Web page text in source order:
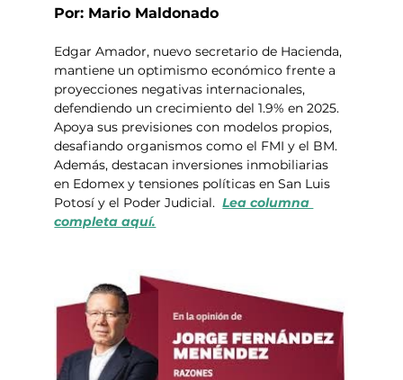
Por: Mario Maldonado
Edgar Amador, nuevo secretario de Hacienda,
mantiene un optimismo económico frente a
proyecciones negativas internacionales,
defendiendo un crecimiento del 1.9% en 2025.
Apoya sus previsiones con modelos propios,
desafiando organismos como el FMI y el BM.
Además, destacan inversiones inmobiliarias
en Edomex y tensiones políticas en San Luis
Potosí y el Poder Judicial. Lea columna
completa aquí.